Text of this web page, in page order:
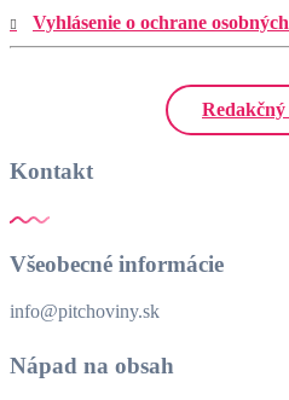
Vyhlásenie o ochrane
Kontakt
Všeobecné informácie
info@pitchoviny.sk
Nápad na obsah